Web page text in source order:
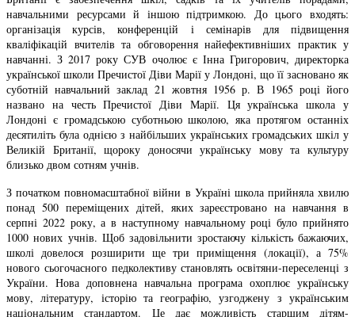
навчальними ресурсами й іншою підтримкою. До цього входять:
організація курсів, конференцій і семінарів для підвищення
кваліфікацій вчителів та обговорення найефективніших практик у
навчанні. З 2017 року СУВ очолює є Інна Григорович, директорка
української школи Пречистої Діви Марії у Лондоні, що її засновано як
суботній навчальний заклад 21 жовтня 1956 р. В 1965 році його
названо на честь Пречистої Діви Марії. Ця українська школа у
Лондоні є громадською суботньою школою, яка протягом останніх
десятиліть була однією з найбільших українських громадських шкіл у
Великій Британії, щороку доносячи українську мову та культуру
близько двом сотням учнів.
З початком повномасштабної війни в Україні школа прийняла хвилю
понад 500 переміщених дітей, яких зареєстровано на навчання в
серпні 2022 року, а в наступному навчальному році було прийнято
1000 нових учнів. Щоб задовільнити зростаючу кількість бажаючих,
школі довелося розширити ще три приміщення (локації), а 75%
нового сьогочасного педколективу становлять освітяни-переселенці з
України. Нова доповнена навчальна програма охоплює українську
мову, літературу, історію та географію, узгоджену з українським
національним стандартом. Це дає можливість старшим дітям-